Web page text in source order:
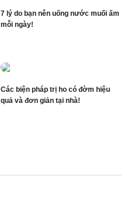
7 lý do bạn nên uống nước muối ấm
mỗi ngày!
Các biện pháp trị ho có đờm hiệu
quả và đơn giản tại nhà!